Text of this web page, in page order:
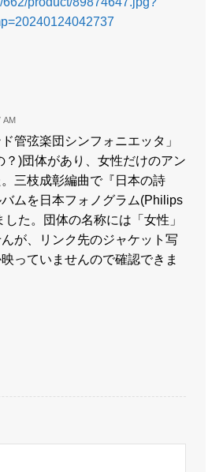
AM
管弦楽団シンフォニエッタ」
？)団体があり、女性だけのアン
三枝成彰編曲で『日本の詩
ムを日本フォノグラム(Philips
た。団体の名称には「女性」
が、リンク先のジャケット写
っていませんので確認できま